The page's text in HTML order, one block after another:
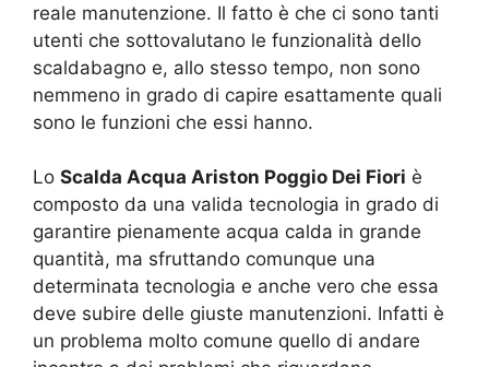
reale manutenzione. Il fatto è che ci sono tanti
utenti che sottovalutano le funzionalità dello
scaldabagno e, allo stesso tempo, non sono
nemmeno in grado di capire esattamente quali
sono le funzioni che essi hanno.
Lo Scalda Acqua Ariston Poggio Dei Fiori è
composto da una valida tecnologia in grado di
garantire pienamente acqua calda in grande
quantità, ma sfruttando comunque una
determinata tecnologia e anche vero che essa
deve subire delle giuste manutenzioni. Infatti è
un problema molto comune quello di andare